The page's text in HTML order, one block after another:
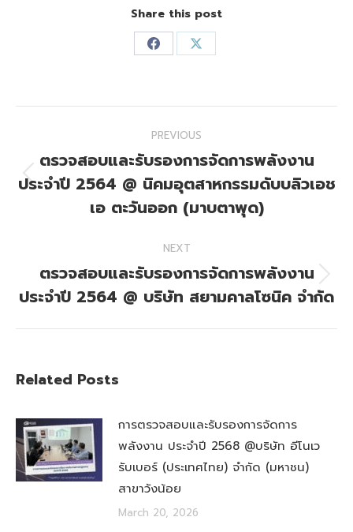
Share this post
Share
Facebook
Share
X
PREVIOUS
Previous
post:
ตรวจสอบและรับรองการจัดการพลังงาน
ประจำปี 2564 @ นิคมอุตสาหกรรมดับบลิวเอช
เอ ตะวันออก (มาบตาพุด)
NEXT
Next
post:
ตรวจสอบและรับรองการจัดการพลังงาน
ประจำปี 2564 @ บริษัท สยามคาลโซนิค จํากัด
Related Posts
การตรวจสอบและรับรองการจัดการ
พลังงาน ประจำปี 2568 @บริษัท อีโนเว
รับเบอร์ (ประเทศไทย) จำกัด (มหาชน)
สาขาวังน้อย
March 20, 2026